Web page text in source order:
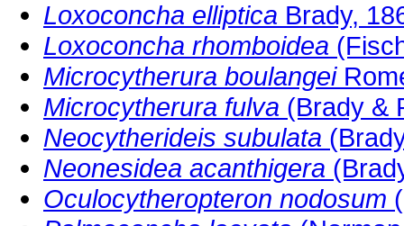
Loxoconcha elliptica Brady,
Loxoconcha rhomboidea
Microcytherura boulangei
Microcytherura fulva (Brady &
Neocytherideis subulata
Neonesidea acanthigera
Oculocytheropteron nodosum